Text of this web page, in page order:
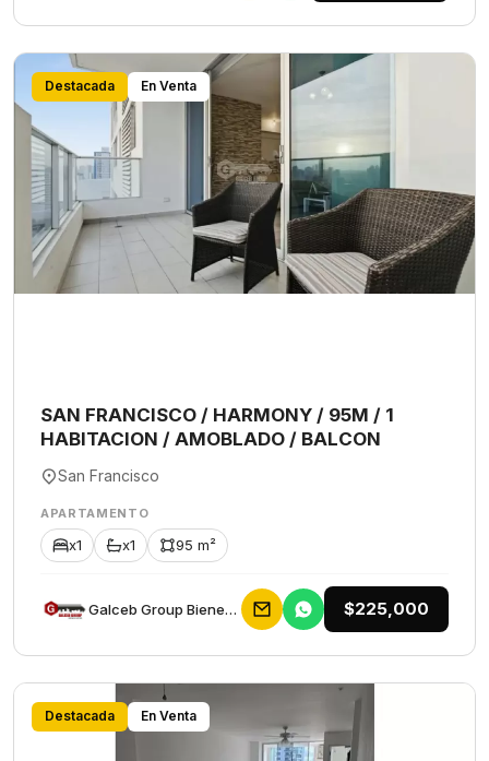
Destacada En Venta
SAN FRANCISCO / HARMONY / 95M / 1
HABITACION / AMOBLADO / BALCON
San Francisco
APARTAMENTO
x1 x1 95 m²
Galceb Group Bienes Raices $225,000
Destacada En Venta